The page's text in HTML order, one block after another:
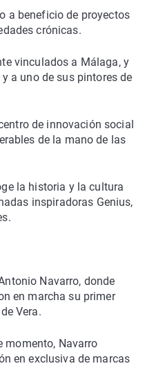
a beneficio de proyectos
crónicas.
vinculados a Málaga, y
a uno de sus pintores de
de innovación social
de la mano de las
la historia y la cultura
inspiradoras Genius,
Navarro, donde
en marcha su primer
Vera.
momento, Navarro
en exclusiva de marcas